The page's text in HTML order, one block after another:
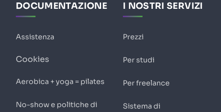
DOCUMENTAZIONE
Assistenza
Cookies
Aerobica + yoga = pilates
No-show e politiche di
I NOSTRI SERVIZI
Prezzi
Per studi
Per freelance
Sistema di